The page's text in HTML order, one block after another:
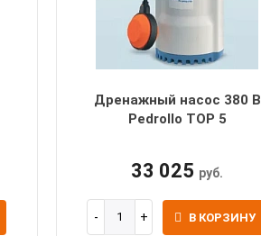
Дренажный насос 380 В
Pedrollo TOP 5
33 025 руб.
В КОРЗИНУ